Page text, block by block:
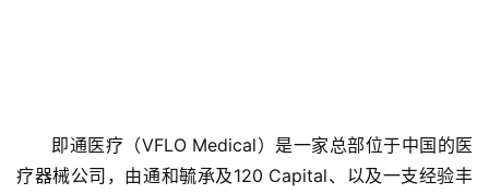
道
即通医疗（VFLO Medical）是一家总部位于中国的医
疗器械公司，由通和毓承及120 Capital、以及一支经验丰